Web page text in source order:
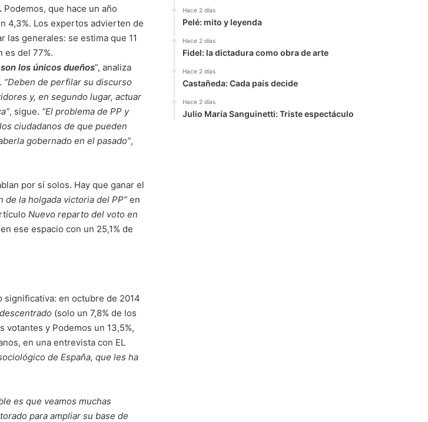
Podemos, que hace un año
4,3%. Los expertos advierten de
generales: se estima que 11
es del 77%.
los únicos dueños”, analiza
“Deben de perfilar su discurso
y, en segundo lugar, actuar
, sigue. “El problema de PP y
ciudadanos de que pueden
gobernado en el pasado”,
por sí solos. Hay que ganar el
de la holgada victoria del PP” en
Nuevo reparto del voto en
ese espacio con un 25,1% de
en octubre de 2014
descentrado (solo un 7,8% de los
votantes y Podemos un 13,5%,
en una entrevista con EL
de España, que les ha
es que veamos muchas
para ampliar su base de
Hace 2 días
Pelé: mito y leyenda
Hace 2 días
Fidel: la dictadura como obra de arte
Hace 2 días
Castañeda: Cada país decide
Hace 2 días
Julio María Sanguinetti: Triste espectáculo